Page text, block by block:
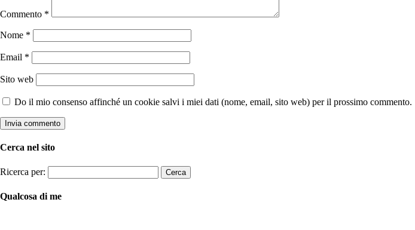
Commento *
Nome *
Email *
Sito web
Do il mio consenso affinché un cookie salvi i miei dati (nome, email, sito web) per il prossimo commento.
Cerca nel sito
Ricerca per:
Qualcosa di me